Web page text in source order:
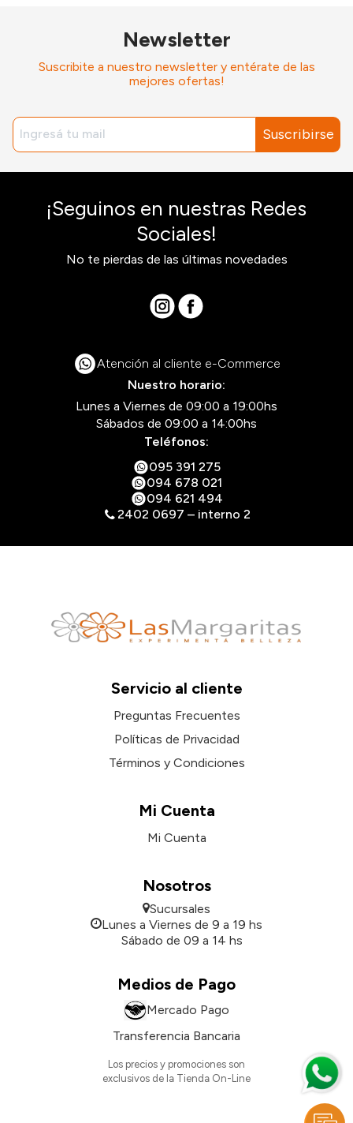
Newsletter
Suscribite a nuestro newsletter y entérate de las
mejores ofertas!
Suscribirse
¡Seguinos en nuestras Redes
Sociales!
No te pierdas de las últimas novedades
Atención al cliente e-Commerce
Nuestro horario:
Lunes a Viernes de 09:00 a 19:00hs
Sábados de 09:00 a 14:00hs
Teléfonos:
095 391 275
094 678 021
094 621 494
2402 0697 – interno 2
Servicio al cliente
Preguntas Frecuentes
Políticas de Privacidad
Términos y Condiciones
Mi Cuenta
Mi Cuenta
Nosotros
Sucursales
Lunes a Viernes de 9 a 19 hs
Sábado de 09 a 14 hs
Medios de Pago
Mercado Pago
Transferencia Bancaria
Los precios y promociones son
exclusivos de la Tienda On-Line